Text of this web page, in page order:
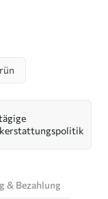
& Bezahlung